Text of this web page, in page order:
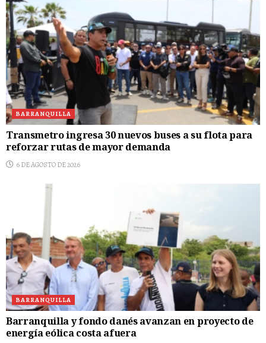
BARRANQUILLA
Transmetro ingresa 30 nuevos buses a su flota para
reforzar rutas de mayor demanda
6 DE AGOSTO DE 2026
BARRANQUILLA
Barranquilla y fondo danés avanzan en proyecto de
energía eólica costa afuera